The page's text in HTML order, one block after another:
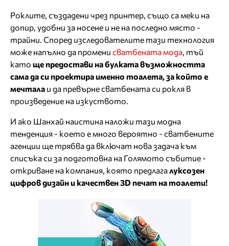
Роклите, създадени чрез принтер, също са меки на
допир, удобни за носене и не на последно място -
трайни. Според изследователите тази технология
може напълно да промени сватбената мода , тъй
като ще предостави на булката възможността
сама да си проектира именно тоалета, за който е
мечтала и да превърне сватбената си рокля в
произведение на изкуството.
И ако Шанхай наистина наложи тази модна
тенденция - което е много вероятно - сватбените
агенции ще трябва да включат нова задача към
списъка си за подготовна на Голямото събитие -
откриване на компания, която предлага луксозен
цифров дизайн и качествен 3D печат на тоалети!